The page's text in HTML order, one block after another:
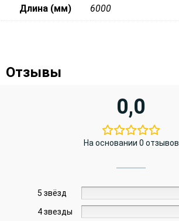
Длина (мм) 6000
Отзывы
0,0
На основании 0 отзывов
5 звёзд
4 звезды